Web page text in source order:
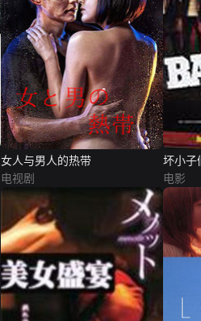
女人与男人的热带
电视剧
坏小子
电影